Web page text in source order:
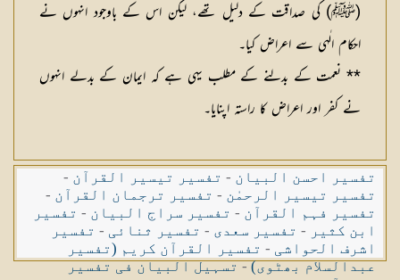
(ﷺ) کی صداقت کے دلیل تھے، لیکن اس کے باوجود انہوں نے
احکام الٰہی سے اعراض کیا۔
** نعمت کے بدلنے کے مطلب یہی ہے کہ ایمان کے بدلے انہوں
نے کفر اور اعراض کا راستہ اپنایا۔
تفسیر احسن البیان - تفسیر تیسیر القرآن -
تفسیر تیسیر الرحمٰن - تفسیر ترجمان القرآن -
تفسیر فہم القرآن - تفسیر سراج البیان - تفسیر
ابن کثیر - تفسیر سعدی - تفسیر ثنائی - تفسیر
اشرف الحواشی - تفسیر القرآن کریم (تفسیر
عبدالسلام بھٹوی)-تسہیل البیان فی تفسیر